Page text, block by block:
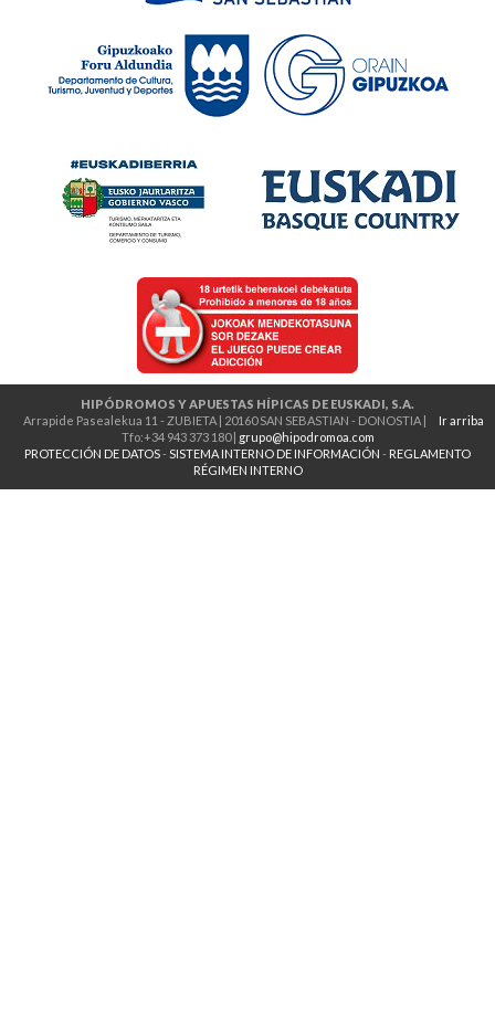
HIPÓDROMOS Y APUESTAS HÍPICAS DE EUSKADI, S.A.
Ir arriba
Arrapide Pasealekua 11 - ZUBIETA | 20160 SAN SEBASTIAN - DONOSTIA |
Tfo:+34 943 373 180 | grupo@hipodromoa.com
PROTECCIÓN DE DATOS-SISTEMA INTERNO DE INFORMACIÓN - REGLAMENTO
RÉGIMEN INTERNO